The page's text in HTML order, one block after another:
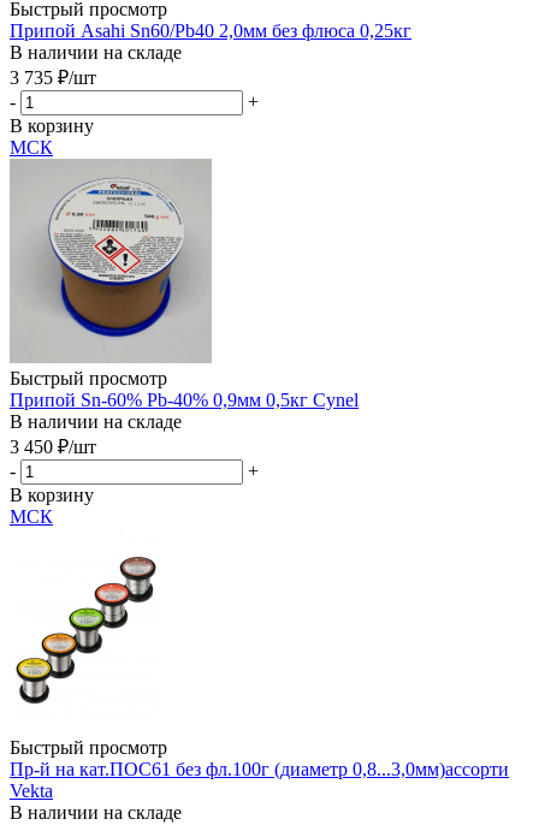
Быстрый просмотр
Припой Asahi Sn60/Pb40 2,0мм без флюса 0,25кг
В наличии на складе
3 735 ₽/шт
-
+
В корзину
МСК
Быстрый просмотр
Припой Sn-60% Pb-40% 0,9мм 0,5кг Cynel
В наличии на складе
3 450 ₽/шт
-
+
В корзину
МСК
Быстрый просмотр
Пр-й на кат.ПОС61 без фл.100г (диаметр 0,8...3,0мм)ассорти
Vekta
В наличии на складе